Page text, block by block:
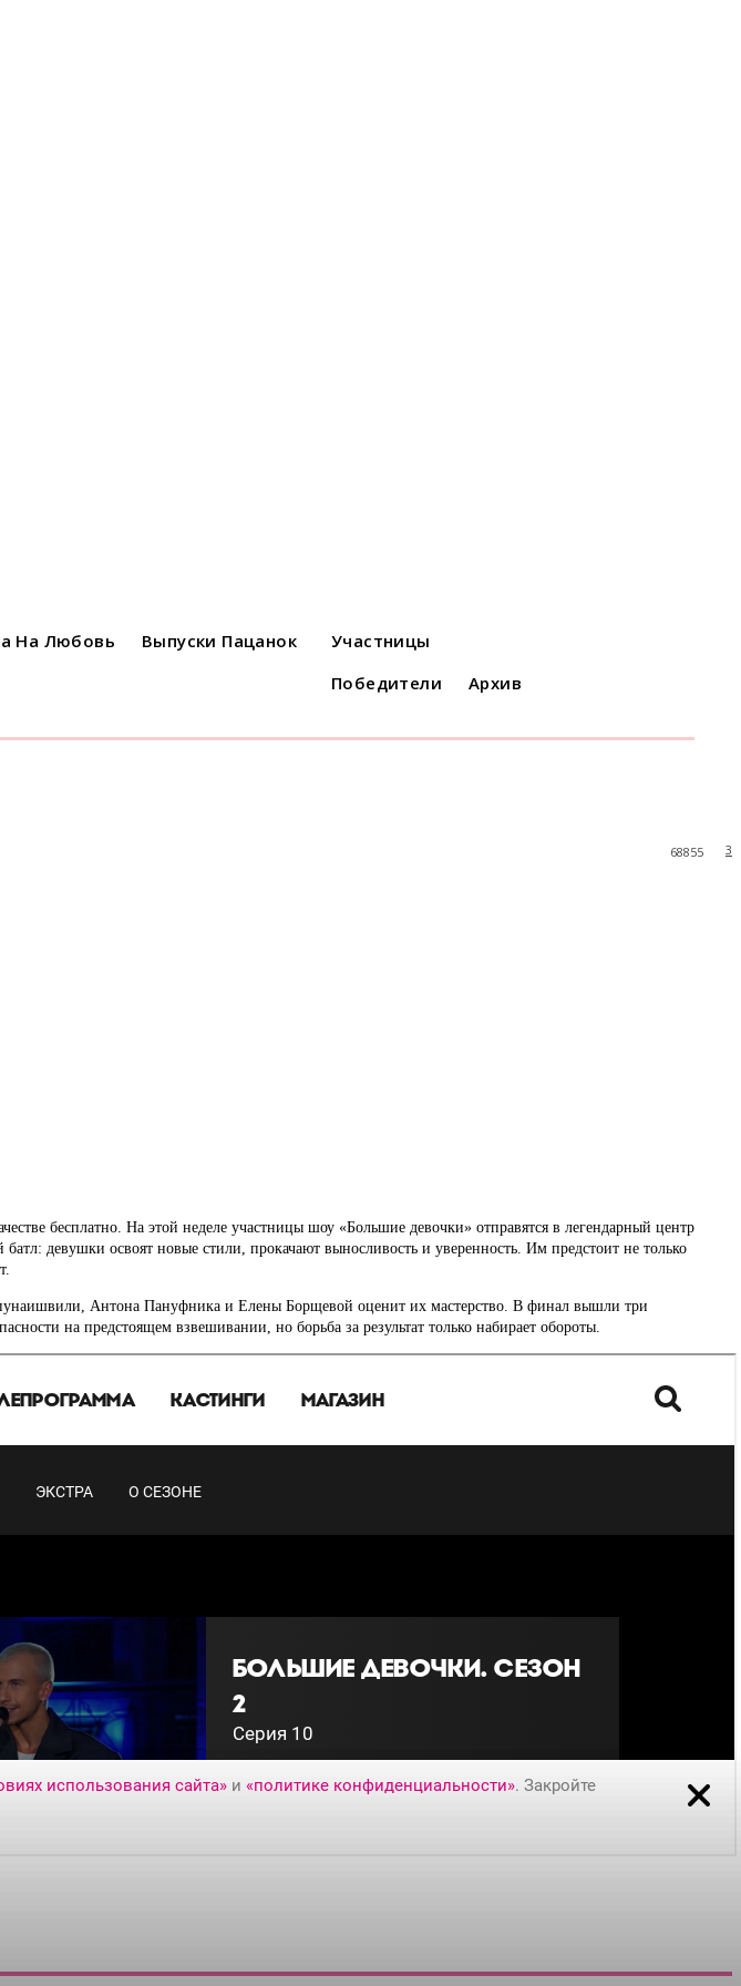
На Любовь Выпуски Пацанок
Участницы
Победители
Архив
3
68855
бесплатно. На этой неделе участницы шоу «Большие девочки» отправятся в легендарный центр
девушки освоят новые стили, прокачают выносливость и уверенность. Им предстоит не только
Антона Пануфника и Елены Борщевой оценит их мастерство. В финал вышли три
на предстоящем взвешивании, но борьба за результат только набирает обороты.